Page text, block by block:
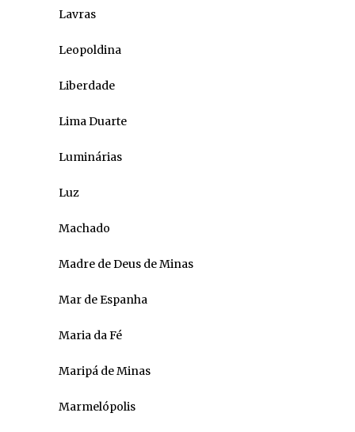
Lavras
Leopoldina
Liberdade
Lima Duarte
Luminárias
Luz
Machado
Madre de Deus de Minas
Mar de Espanha
Maria da Fé
Maripá de Minas
Marmelópolis